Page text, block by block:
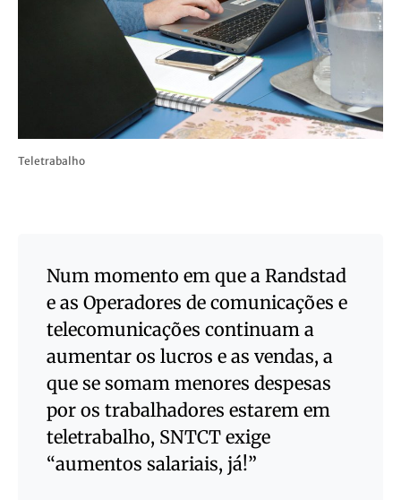
Teletrabalho
Num momento em que a Randstad
e as Operadores de comunicações e
telecomunicações continuam a
aumentar os lucros e as vendas, a
que se somam menores despesas
por os trabalhadores estarem em
teletrabalho, SNTCT exige
“aumentos salariais, já!”